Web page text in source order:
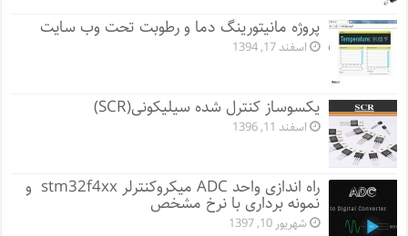
پروژه مانيتورينگ دما و رطوبت تحت وب سایت
اسفند 17, 1394
یکسوساز کنترل شده سیلیکونی(SCR)
اسفند 11, 1396
راه اندازی واحد ADC میکروکنترلر stm32f4xx و
نمونه برداری با نرخ مشخص
شهریور 10, 1397